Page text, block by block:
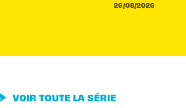
26/08/2026
VOIR TOUTE LA SÉRIE